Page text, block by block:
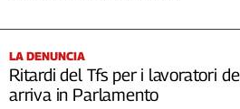
LA DENUNCIA
Ritardi del Tfs per i lavoratori
arriva in Parlamento